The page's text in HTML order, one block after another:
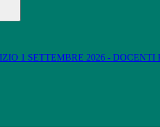
1 SETTEMBRE 2026 - DOCENTI